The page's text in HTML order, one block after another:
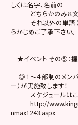
しくは名字、名前の
どちらかのみ８文字
それ以外の単語（略
らかじめご了承下さい。
★イベント その⑤：握
◎１〜４部制のメンバ
ー）が実施致します！
スケジュールはこ
http://
nmax1243.aspx